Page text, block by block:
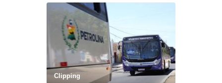
(Rede-PE). Fonte: Agência Câmara de Notícias
Coletiva Vigente”. Fonte:
Clipping